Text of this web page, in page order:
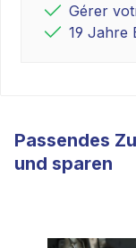
Gérer
19 Jahre
Passendes
und sparen